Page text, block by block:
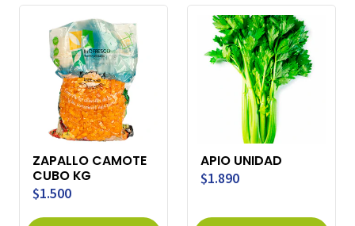
ZAPALLO CAMOTE
CUBO KG
$1.500
APIO UNIDAD
$1.890